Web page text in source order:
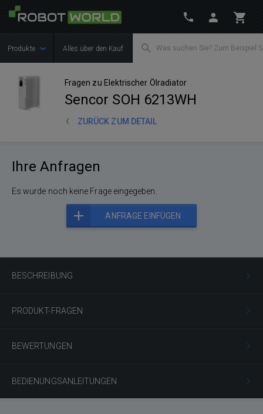
Produkte Alles über den Kauf
Fragen zu Elektrischer Ölradiator
Sencor SOH 6213WH
ZURÜCK ZUM DETAIL
BESCHREIBUNG
PRODUKT-FRAGEN
BEWERTUNGEN
BEDIENUNGSANLEITUNGEN
Ihre Anfragen
Es wurde noch keine Frage eingegeben.
ANFRAGE EINFÜGEN